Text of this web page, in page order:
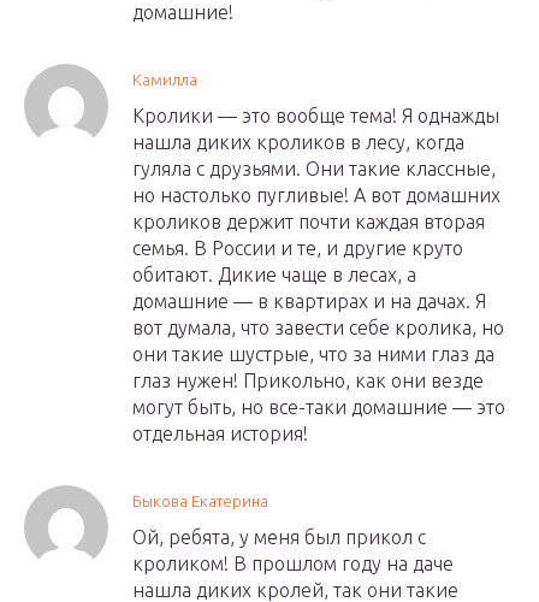
домашние!
Камилла
Кролики — это вообще тема! Я однажды
нашла диких кроликов в лесу, когда
гуляла с друзьями. Они такие классные,
но настолько пугливые! А вот домашних
кроликов держит почти каждая вторая
семья. В России и те, и другие круто
обитают. Дикие чаще в лесах, а
домашние — в квартирах и на дачах. Я
вот думала, что завести себе кролика, но
они такие шустрые, что за ними глаз да
глаз нужен! Прикольно, как они везде
могут быть, но все-таки домашние — это
отдельная история!
Быкова Екатерина
Ой, ребята, у меня был прикол с
кроликом! В прошлом году на даче
нашла диких кролей, так они такие